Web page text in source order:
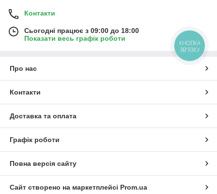
Контакти
Сьогодні працює з 09:00 до 18:00
Показати весь графік роботи
Про нас
Контакти
Доставка та оплата
Графік роботи
Повна версія сайту
Сайт створено на маркетплейсі Prom.ua
КНОПКА
ЗВ'ЯЗКУ